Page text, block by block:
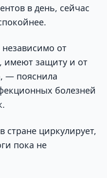
в день, сейчас
от
имеют защиту и от
— пояснила
болезней
стране циркулирует,
пока не